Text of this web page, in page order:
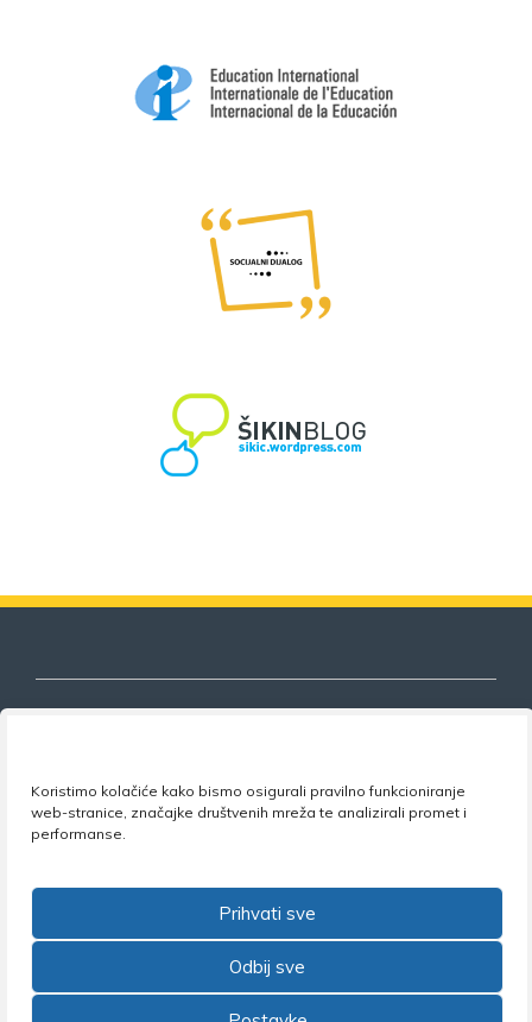
Koristimo kolačiće kako bismo osigurali pravilno funkcioniranje
web-stranice, značajke društvenih mreža te analizirali promet i
performanse.
Prihvati sve
Odbij sve
Nezavisni sindikat znanosti i visokog
obrazovanja
Zagreb •Tel: +385 1 4847 337 •Email: uprava@nsz.hr